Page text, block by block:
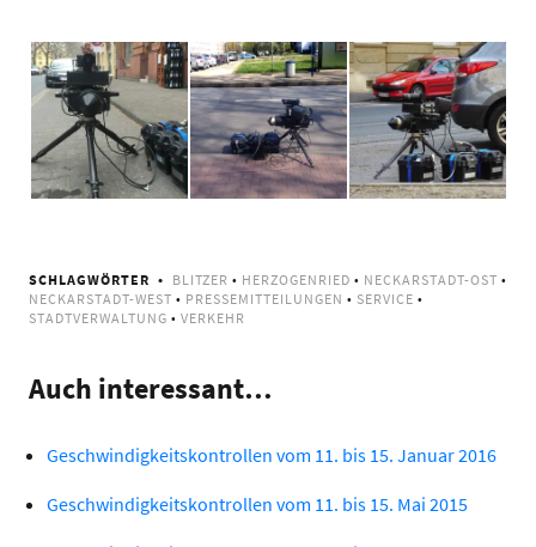
Hier wurde geblitzt! |
Foto: Neckarstadtblog
Blitzer in der Carl-
Benz-Straße | Foto:
Neckarstadtblog
Blitzer in der Langen
Rötterstraße
(Archivbild) | Foto:
Neckarstadtblog
SCHLAGWÖRTER BLITZER • HERZOGENRIED • NECKARSTADT-OST •
NECKARSTADT-WEST • PRESSEMITTEILUNGEN • SERVICE •
STADTVERWALTUNG • VERKEHR
Auch interessant…
Geschwindigkeitskontrollen vom 11. bis 15. Januar 2016
Geschwindigkeitskontrollen vom 11. bis 15. Mai 2015